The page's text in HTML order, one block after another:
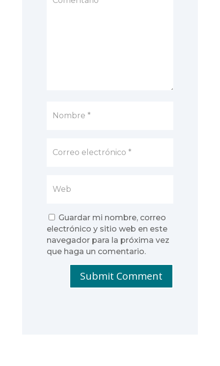
Guardar mi nombre, correo
electrónico y sitio web en este
navegador para la próxima vez
que haga un comentario.
Submit Comment